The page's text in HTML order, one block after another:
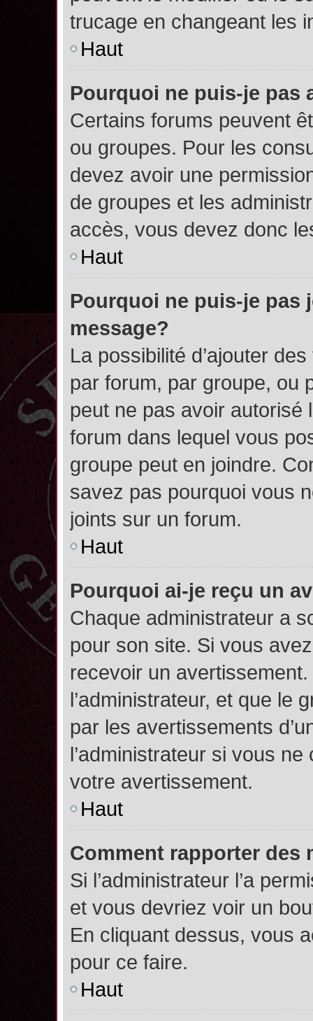
trucage en changeant les
Haut
Pourquoi ne puis-je pas
Certains forums peuvent
ou groupes. Pour les
devez avoir une
de groupes et les
accès, vous devez donc
Haut
Pourquoi ne puis-je pas
message?
La possibilité d’ajouter
par forum, par groupe, ou
peut ne pas avoir autorisé
forum dans lequel vous
groupe peut en joindre.
savez pas pourquoi vous
joints sur un forum.
Haut
Pourquoi ai-je reçu un
Chaque administrateur a
pour son site. Si vous
recevoir un
l’administrateur, et que le
par les avertissements
l’administrateur si vous
votre avertissement.
Haut
Comment rapporter des
Si l’administrateur l’a
et vous devriez voir un
En cliquant dessus, vous
pour ce faire.
Haut